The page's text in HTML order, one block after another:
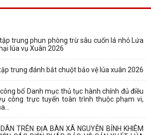
tập trung phun phòng trừ sâu cuốn lá nhỏ Lứa
lúa vụ Xuân 2026
trung đánh bắt chuột bảo vệ lúa xuân 2026
công bố Danh mục thủ tục hành chính đủ điều
công trực tuyến toàn trình thuộc phạm vi,
TRÊN ĐỊA BÀN XÃ NGUYỄN BỈNH KHIÊM